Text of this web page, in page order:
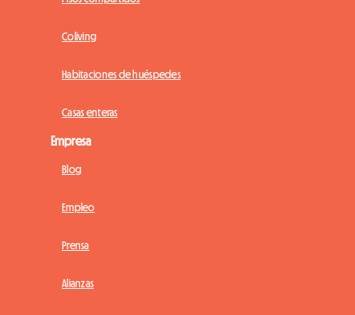
Coliving
Habitaciones de huéspedes
Casas enteras
Empresa
Blog
Empleo
Prensa
Alianzas